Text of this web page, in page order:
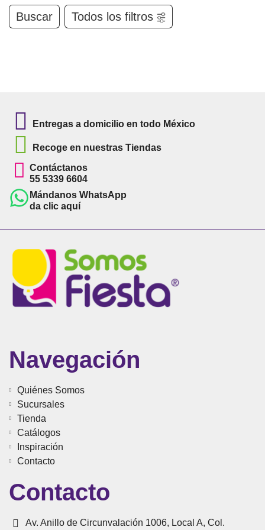
Buscar Todos los filtros
Entregas a domicilio en todo México
Recoge en nuestras Tiendas
Contáctanos
55 5339 6604
Mándanos WhatsApp
da clic aquí
Navegación
Quiénes Somos
Sucursales
Tienda
Catálogos
Inspiración
Contacto
Contacto
Av. Anillo de Circunvalación 1006, Local A, Col.